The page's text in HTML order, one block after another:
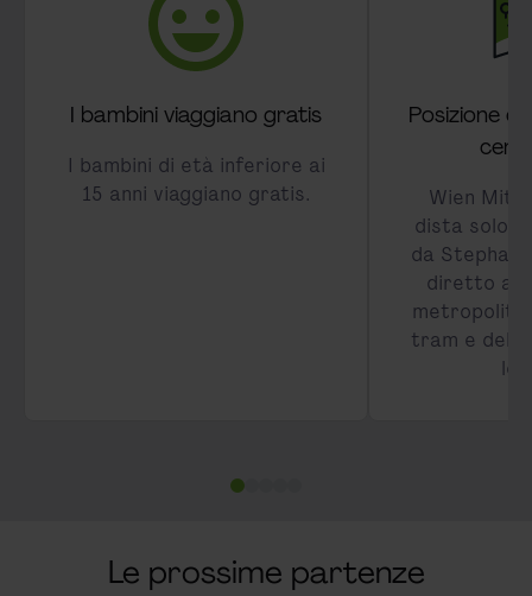
I bambini viaggiano gratis
I bambini di età inferiore ai
15 anni viaggiano gratis.
Posizione
Wien
dista solo
da
diretto a
tram e
Le prossime partenze